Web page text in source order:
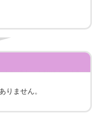
りません。